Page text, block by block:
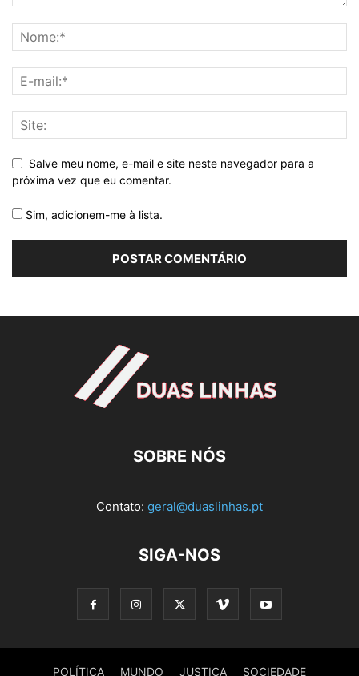
Salve meu nome, e-mail e site neste navegador para a
próxima vez que eu comentar.
Sim, adicionem-me à lista.
SOBRE NÓS
Contato: geral@duaslinhas.pt
SIGA-NOS
POLÍTICA MUNDO JUSTIÇA SOCIEDADE